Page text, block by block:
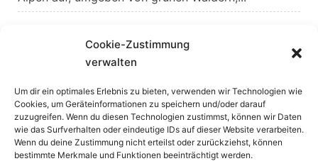
Cookie-Zustimmung
verwalten
Um dir ein optimales Erlebnis zu bieten, verwenden wir Technologien wie
Cookies, um Geräteinformationen zu speichern und/oder darauf
zuzugreifen. Wenn du diesen Technologien zustimmst, können wir Daten
wie das Surfverhalten oder eindeutige IDs auf dieser Website verarbeiten.
Wenn du deine Zustimmung nicht erteilst oder zurückziehst, können
bestimmte Merkmale und Funktionen beeinträchtigt werden.
Reiseführer: